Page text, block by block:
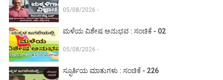
05/08/2026 -
ಮಳೆಯ ವಿಶೇಷ ಅನುಭವ : ಸಂಚಿಕೆ - 02
05/08/2026 -
ಸ್ಫೂರ್ತಿಯ ಮಾತುಗಳು : ಸಂಚಿಕೆ - 226